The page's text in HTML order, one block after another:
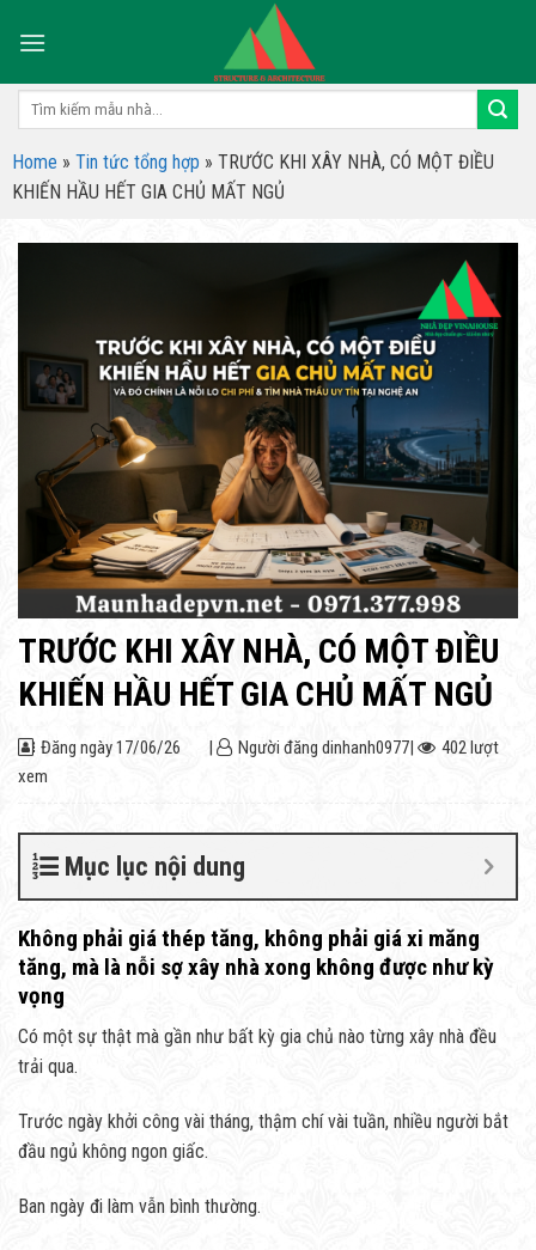
Tìm
Home » Tin tức tổng hợp » TRƯỚC KHI XÂY NHÀ, CÓ MỘT ĐIỀU
KHIẾN HẦU HẾT GIA CHỦ MẤT NGỦ
TRƯỚC KHI XÂY NHÀ, CÓ MỘT ĐIỀU
KHIẾN HẦU HẾT GIA CHỦ MẤT NGỦ
Đăng ngày17/06/26 | Người đăng dinhanh0977|
402 lượt
xem
Mục lục nội dung
Không phải giá thép tăng, không phải giá xi măng
tăng, mà là nỗi sợ xây nhà xong không được như kỳ
vọng
Có một sự thật mà gần như bất kỳ gia chủ nào từng xây nhà đều
trải qua.
Trước ngày khởi công vài tháng, thậm chí vài tuần, nhiều người bắt
đầu ngủ không ngon giấc.
Ban ngày đi làm vẫn bình thường.